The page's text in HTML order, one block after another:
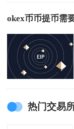
okex币币提币需
热门交易